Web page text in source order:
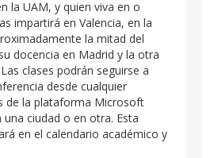
la UAM, y quien viva en o
impartirá en Valencia, en la
la mitad del
docencia en Madrid y la otra
clases podrán seguirse a
desde cualquier
de la plataforma Microsoft
una ciudad o en otra. Esta
en el calendario académico y